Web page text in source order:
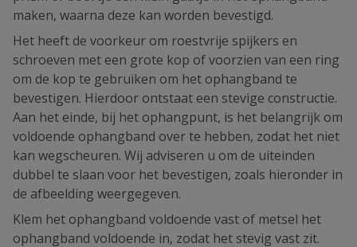
maken, waarna deze kan worden bevestigd.
Het heeft de voorkeur om roestvrije spijkers en
schroeven met een grote kop of voorzien van een ring
om de kop te gebruiken om het ophangband te
bevestigen. Hierdoor ontstaat een stevige constructie.
Aan het einde, bij het ophangpunt, is het belangrijk om
voldoende ophangband over te hebben, zodat het niet
kan wegscheuren. Wij adviseren u om de uiteinden
dubbel te slaan voor het bevestigen, zoals hieronder in
de afbeelding weergegeven.
Klem het ophangband voldoende vast of metsel het
ophangband voldoende in, zodat het stevig vast zit.